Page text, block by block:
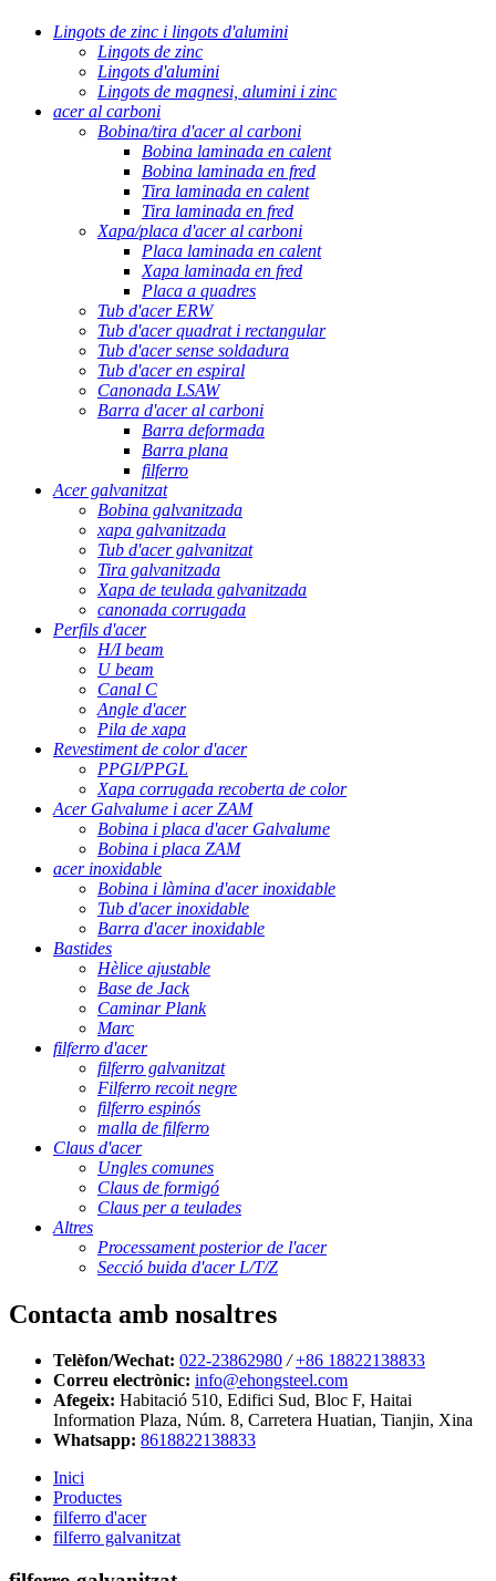
Lingots de zinc i lingots d'alumini
Lingots de zinc
Lingots d'alumini
Lingots de magnesi, alumini i zinc
acer al carboni
Bobina/tira d'acer al carboni
Bobina laminada en calent
Bobina laminada en fred
Tira laminada en calent
Tira laminada en fred
Xapa/placa d'acer al carboni
Placa laminada en calent
Xapa laminada en fred
Placa a quadres
Tub d'acer ERW
Tub d'acer quadrat i rectangular
Tub d'acer sense soldadura
Tub d'acer en espiral
Canonada LSAW
Barra d'acer al carboni
Barra deformada
Barra plana
filferro
Acer galvanitzat
Bobina galvanitzada
xapa galvanitzada
Tub d'acer galvanitzat
Tira galvanitzada
Xapa de teulada galvanitzada
canonada corrugada
Perfils d'acer
H/I beam
U beam
Canal C
Angle d'acer
Pila de xapa
Revestiment de color d'acer
PPGI/PPGL
Xapa corrugada recoberta de color
Acer Galvalume i acer ZAM
Bobina i placa d'acer Galvalume
Bobina i placa ZAM
acer inoxidable
Bobina i làmina d'acer inoxidable
Tub d'acer inoxidable
Barra d'acer inoxidable
Bastides
Hèlice ajustable
Base de Jack
Caminar Plank
Marc
filferro d'acer
filferro galvanitzat
Filferro recoit negre
filferro espinós
malla de filferro
Claus d'acer
Ungles comunes
Claus de formigó
Claus per a teulades
Altres
Processament posterior de l'acer
Secció buida d'acer L/T/Z
Contacta amb nosaltres
Telèfon/Wechat: 022-23862980 / +86 18822138833
Correu electrònic: info@ehongsteel.com
Afegeix: Habitació 510, Edifici Sud, Bloc F, Haitai
Information Plaza, Núm. 8, Carretera Huatian, Tianjin, Xina
Whatsapp: 8618822138833
Inici
Productes
filferro d'acer
filferro galvanitzat